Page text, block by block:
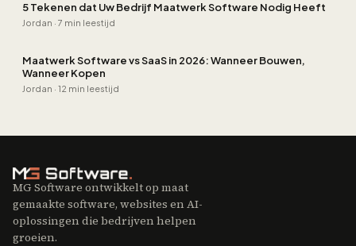
5 Tekenen dat Uw Bedrijf Maatwerk Software Nodig Heeft
Jordan · 7 min leestijd
Maatwerk Software vs SaaS in 2026: Wanneer Bouwen,
Wanneer Kopen
Jordan · 12 min leestijd
MG Software ontwikkelt op maat
gemaakte software, websites en AI-
oplossingen die bedrijven helpen
groeien.